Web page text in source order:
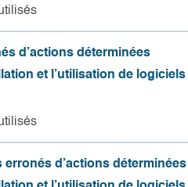
d’actions déterminées
et l’utilisation de logiciels
erronés d’actions déterminées